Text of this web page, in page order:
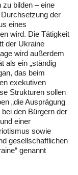
zu bilden – eine
der
eines
wird. Die Tätigkeit
der Ukraine
wird außerdem
als ein „ständig
das beim
exekutiven
Strukturen sollen
„die Ausprägung
den Bürgern der
einer
sowie
gesellschaftlichen
genannt